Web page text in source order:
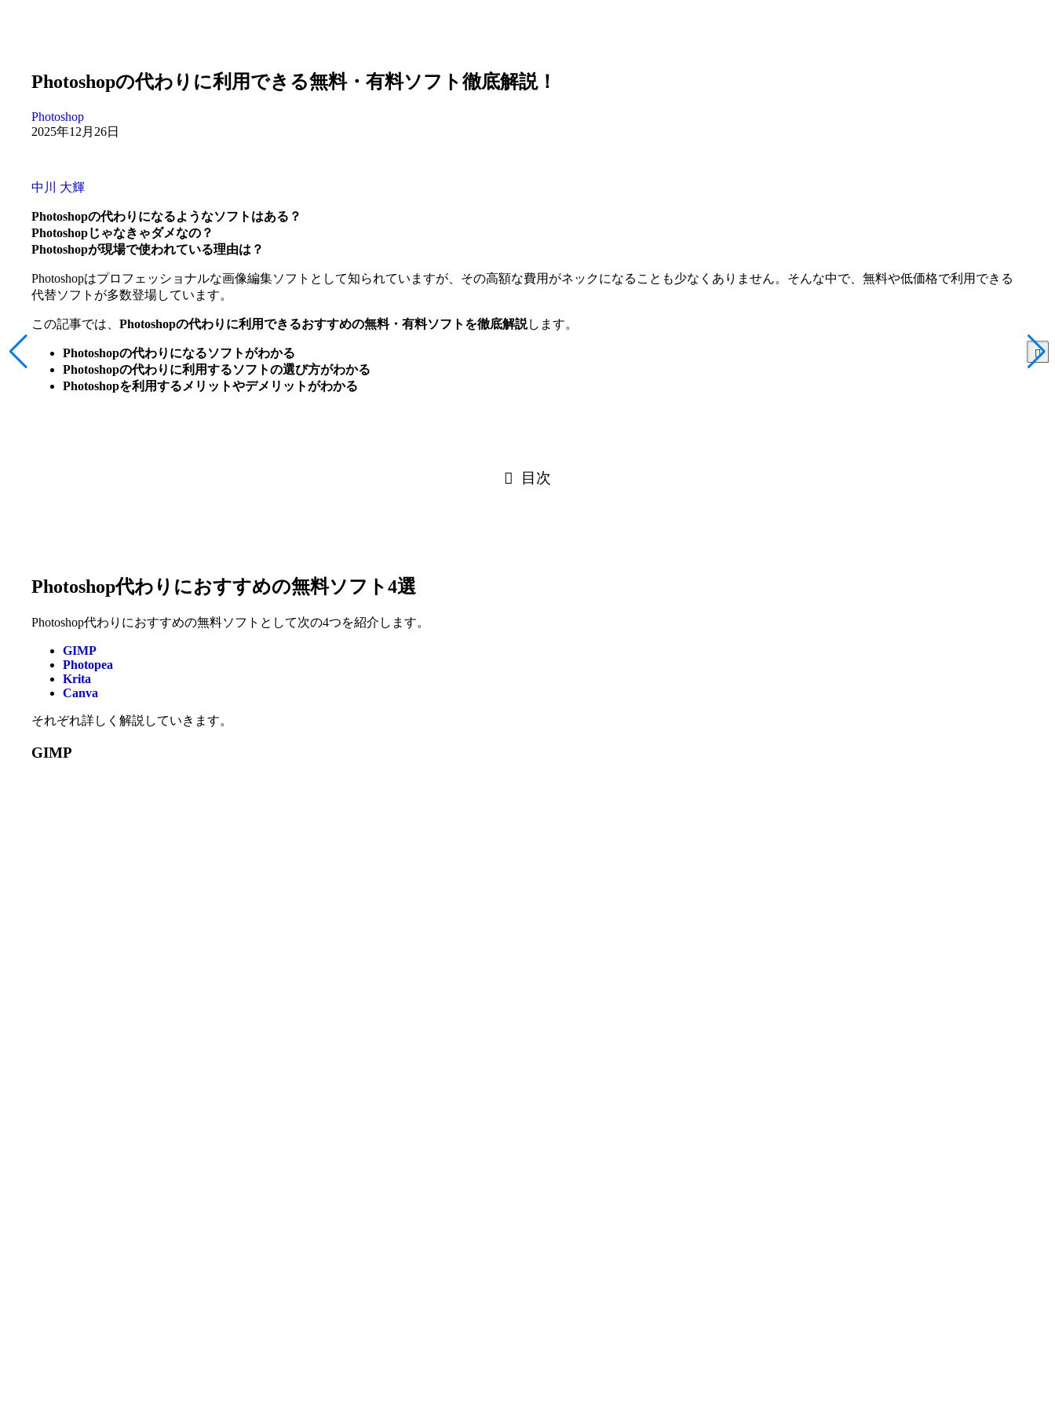
Photoshopの代わりに利用できる無料・有料ソフト徹底解説！
Photoshop
2025年12月26日
中川 大輝
Photoshopの代わりになるようなソフトはある？
Photoshopじゃなきゃダメなの？
Photoshopが現場で使われている理由は？
Photoshopはプロフェッショナルな画像編集ソフトとして知られていますが、その高額な費用がネックになることも少なくありません。そんな中で、無料や低価格で利用できる
代替ソフトが多数登場しています。
この記事では、 Photoshopの代わりに利用できるおすすめの無料・有料ソフトを徹底解説します。
Photoshopの代わりになるソフトがわかる
Photoshopの代わりに利用するソフトの選び方がわかる
Photoshopを利用するメリットやデメリットがわかる
目次
Photoshop代わりにおすすめの無料ソフト4選
Photoshop代わりにおすすめの無料ソフトとして次の4つを紹介します。
GIMP
Photopea
Krita
Canva
それぞれ詳しく解説していきます。
GIMP